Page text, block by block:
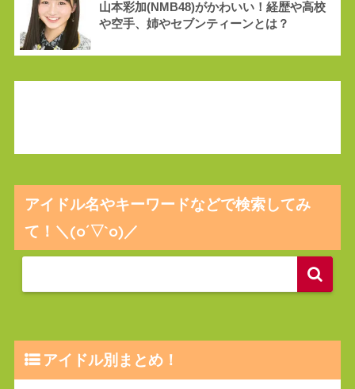
山本彩加(NMB48)がかわいい！経歴や高校
や空手、姉やセブンティーンとは？
アイドル名やキーワードなどで検索してみ
て！＼(o´▽`o)／
アイドル別まとめ！